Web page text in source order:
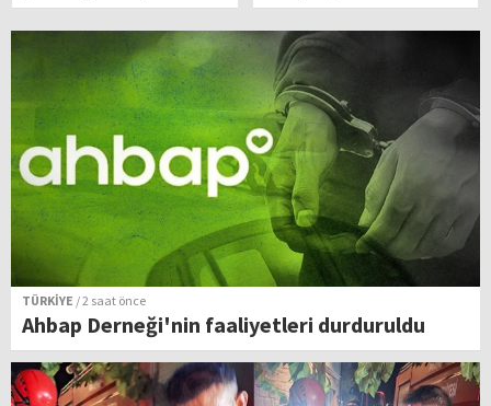
TÜRKİYE / 2 saat önce
Ahbap Derneği'nin faaliyetleri durduruldu